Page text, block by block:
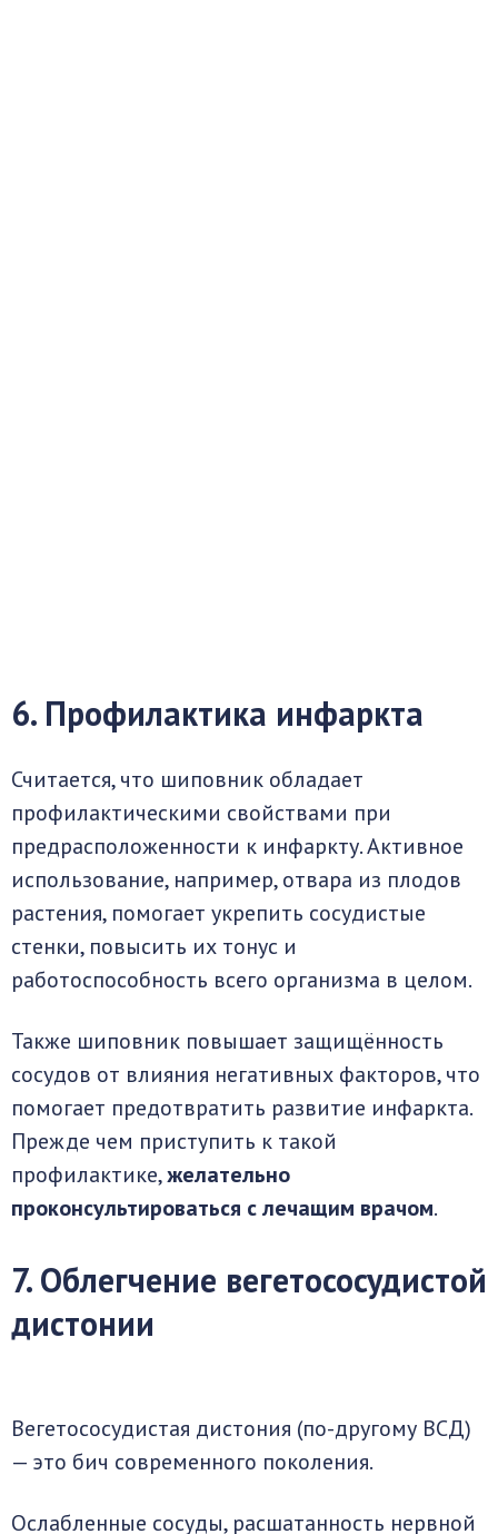
6. Профилактика инфаркта
Считается, что шиповник обладает
профилактическими свойствами при
предрасположенности к инфаркту. Активное
использование, например, отвара из плодов
растения, помогает укрепить сосудистые
стенки, повысить их тонус и
работоспособность всего организма в целом.
Также шиповник повышает защищённость
сосудов от влияния негативных факторов, что
помогает предотвратить развитие инфаркта.
Прежде чем приступить к такой
профилактике,желательно
проконсультироваться с лечащим врачом.
7. Облегчение вегетососудистой
дистонии
Вегетососудистая дистония (по-другому ВСД)
— это бич современного поколения.
Ослабленные сосуды, расшатанность нервной